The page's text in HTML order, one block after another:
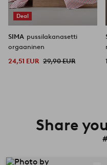
Deal
SIMA pussilakanasetti
orgaaninen
24,51 EUR 29,90 EUR
Share